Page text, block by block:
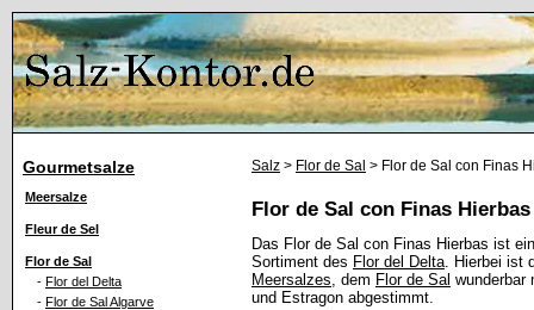
Gourmetsalze
Meersalze
Fleur de Sel
Flor de Sal
- Flor del Delta
- Flor de Sal Algarve
Salz > Flor de Sal > Flor de Sal con Finas
Flor de Sal con Finas Hierbas
Das Flor de Sal con Finas Hierbas ist
Sortiment des Flor del Delta. Hierbei ist
Meersalzes, dem Flor de Sal wunderbar
und Estragon abgestimmt.